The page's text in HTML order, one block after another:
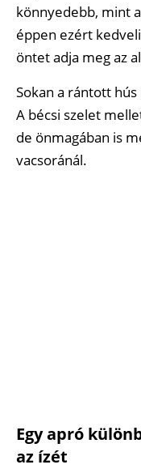
könnyedebb, mint
éppen ezért
öntet adja meg az
Sokan a rántott
A bécsi szelet
de önmagában is
vacsoránál.
Egy apró
az ízét